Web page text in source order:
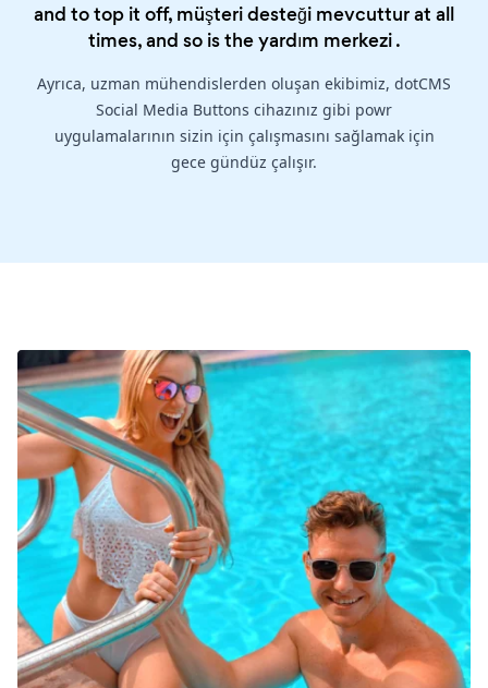
and to top it off, müşteri desteği mevcuttur at all
times, and so is theyardım merkezi.
Ayrıca, uzman mühendislerden oluşan ekibimiz, dotCMS
Social Media Buttons cihazınız gibi powr
uygulamalarının sizin için çalışmasını sağlamak için
gece gündüz çalışır.